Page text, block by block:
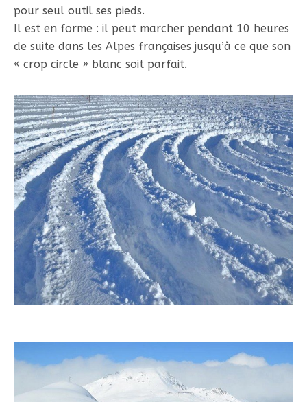
pour seul outil ses pieds.
Il est en forme : il peut marcher pendant 10 heures
de suite dans les Alpes françaises jusqu’à ce que son
« crop circle » blanc soit parfait.